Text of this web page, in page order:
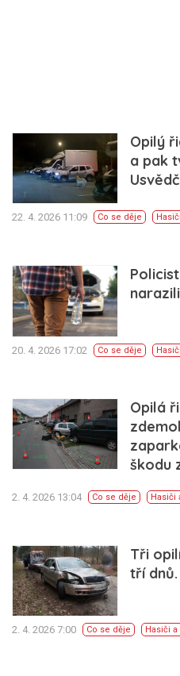
Opilý
a pak
22. 4. 2026 11:09 Co se děje
20. 4. 2026 17:02 Co se děje
Opilá
škodu
2. 4. 2026 13:04 Co se děje Hasiči
Tři
tří
2. 4. 2026 7:00 Co se děje Hasiči